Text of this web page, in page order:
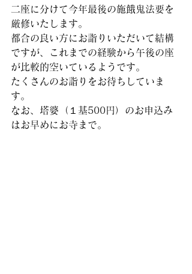
二座に分けて今年最後の施餓鬼法要を
厳修いたします。
都合の良い方にお詣りいただいて結構
ですが、これまでの経験から午後の座
が比較的空いているようです。
たくさんのお詣りをお待ちしていま
す。
なお、塔婆（１基500円）のお申込み
はお早めにお寺まで。